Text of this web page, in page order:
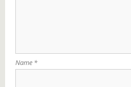
Name *